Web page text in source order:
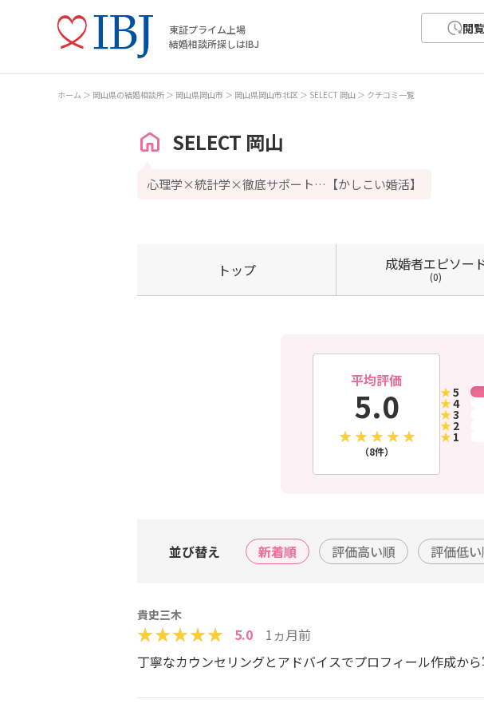
東証プライム上場
結婚相談所探しはIBJ
閲
ホーム 岡山県の結婚相談所 岡山県岡山市 岡山県岡山市北区 SELECT 岡山 クチコミ一覧
SELECT 岡山
心理学×統計学×徹底サポート…【かしこい婚活】
トップ 成婚者エピソー
(0)
平均評価
5.0
（8件）
★5
★4
★3
★ 2
★ 1
並び替え 新着順 評価高い順 評価低
貴史三木
5.0
1ヵ月前
丁寧なカウンセリングとアドバイスでプロフィール作成か